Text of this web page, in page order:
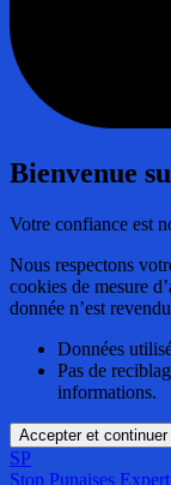
Bienvenue
Votre confiance est
Nous respectons
cookies de mesure
donnée n’est
Données
Pas de
informations.
Accepter et continuer
SP
Stop Punaises